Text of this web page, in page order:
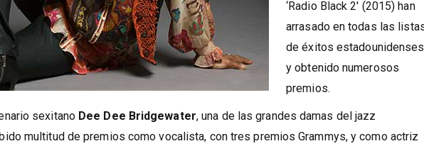
‘Radio Black’ (2013) y
‘Radio Black 2′ (2015) han
arrasado en todas las listas
de éxitos estadounidenses
y obtenido numerosos
premios.
sexitanoDee Dee Bridgewater, una de las grandes damas del jazz